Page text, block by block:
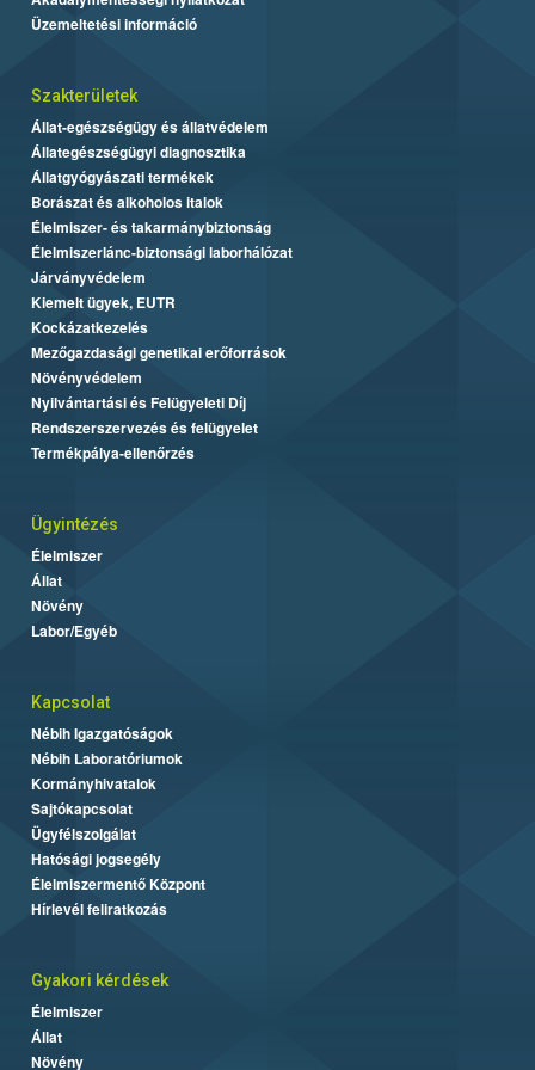
Üzemeltetési információ
Szakterületek
Állat-egészségügy és állatvédelem
Állategészségügyi diagnosztika
Állatgyógyászati termékek
Borászat és alkoholos italok
Élelmiszer- és takarmánybiztonság
Élelmiszerlánc-biztonsági laborhálózat
Járványvédelem
Kiemelt ügyek, EUTR
Kockázatkezelés
Mezőgazdasági genetikai erőforrások
Növényvédelem
Nyilvántartási és Felügyeleti Díj
Rendszerszervezés és felügyelet
Termékpálya-ellenőrzés
Ügyintézés
Élelmiszer
Állat
Növény
Labor/Egyéb
Kapcsolat
Nébih Igazgatóságok
Nébih Laboratóriumok
Kormányhivatalok
Sajtókapcsolat
Ügyfélszolgálat
Hatósági jogsegély
Élelmiszermentő Központ
Hírlevél feliratkozás
Gyakori kérdések
Élelmiszer
Állat
Növény